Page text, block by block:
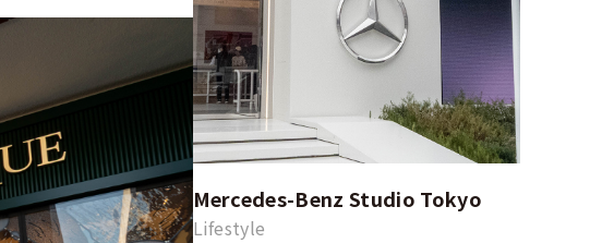
Mercedes-Benz Studio Tokyo
Lifestyle